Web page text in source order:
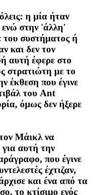
η μία ήταν
ενώ στην 'άλλη'
του συστήματος ή
και δεν τον
αυτή έφερε στο
στρατιώτη με το
έκθεση που έγινε
του Ant
όμως δεν ήξερε
Μάικλ να
για αυτή την
που έγινε
έχτιζαν,
και ένα από τα
το κτίσιμο ενός